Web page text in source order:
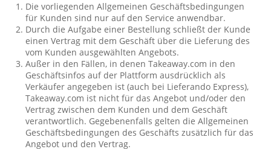
Die vorliegenden Allgemeinen Geschäftsbedingungen
für Kunden sind nur auf den Service anwendbar.
Durch die Aufgabe einer Bestellung schließt der Kunde
einen Vertrag mit dem Geschäft über die Lieferung des
vom Kunden ausgewählten Angebots.
Außer in den Fällen, in denen Takeaway.com in den
Geschäftsinfos auf der Plattform ausdrücklich als
Verkäufer angegeben ist (auch bei Lieferando Express),
Takeaway.com ist nicht für das Angebot und/oder den
Vertrag zwischen dem Kunden und dem Geschäft
verantwortlich. Gegebenenfalls gelten die Allgemeinen
Geschäftsbedingungen des Geschäfts zusätzlich für das
Angebot und den Vertrag.